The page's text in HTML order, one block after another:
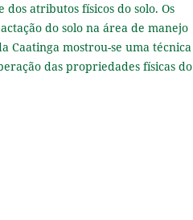
dos atributos físicos do solo. Os
do solo na área de manejo
Caatinga mostrou-se uma técnica
das propriedades físicas do